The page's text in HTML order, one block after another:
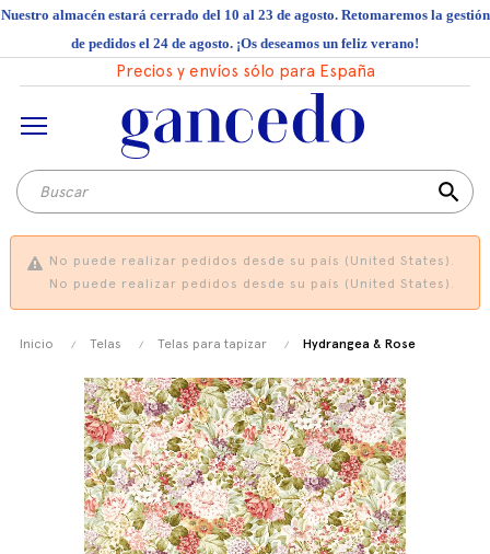
Nuestro almacén estará cerrado del 10 al 23 de agosto. Retomaremos la gestión
de pedidos el 24 de agosto. ¡Os deseamos un feliz verano!
Precios y envíos sólo para España
search
No puede realizar pedidos desde su país (United States).
No puede realizar pedidos desde su país (United States).
Inicio Telas Telas para tapizar Hydrangea & Rose